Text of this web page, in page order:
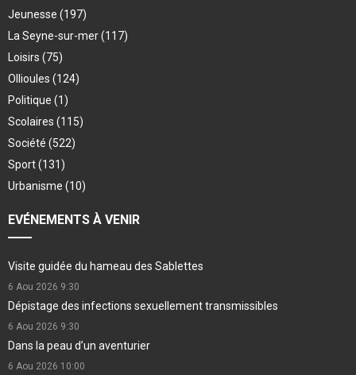
Jeunesse (197)
La Seyne-sur-mer(117)
Loisirs (75)
Ollioules (124)
Politique (1)
Scolaires (115)
Société (522)
Sport(131)
Urbanisme (10)
EVÉNEMENTS À VENIR
Visite guidée du hameau des Sablettes
6 Aou 2026 9:30
Dépistage des infections sexuellement transmissibles
6 Aou 2026 9:30
Dans la peau d’un aventurier
6 Aou 2026 10:00